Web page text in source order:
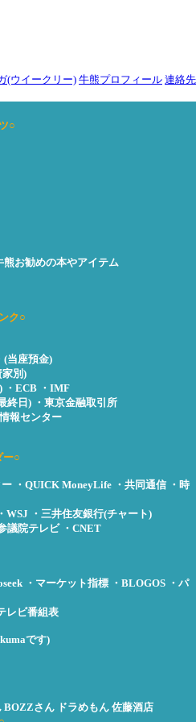
(ウイークリー)牛熊プロフィール 連絡先
○
熊お勧めの本やアイテム
ク○
(当座預金)
家別)
・ECB ・IMF
終日) ・東京金融取引所
報センター
ー○
ー ・QUICK MoneyLife ・共同通信 ・時
・WSJ ・三井住友銀行(チャート)
議院テレビ ・CNET
・マーケット指標 ・BLOGOS ・パ
レビ番組表
です)
BOZZさん ドラめもん 佐藤酒店